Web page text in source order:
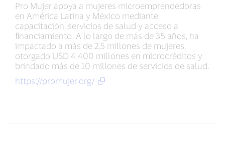
Pro Mujer apoya a mujeres microemprendedoras
en América Latina y México mediante
capacitación, servicios de salud y acceso a
financiamiento. A lo largo de más de 35 años, ha
impactado a más de 2,5 millones de mujeres,
otorgado USD 4.400 millones en microcréditos y
brindado más de 10 millones de servicios de salud.
https://promujer.org/